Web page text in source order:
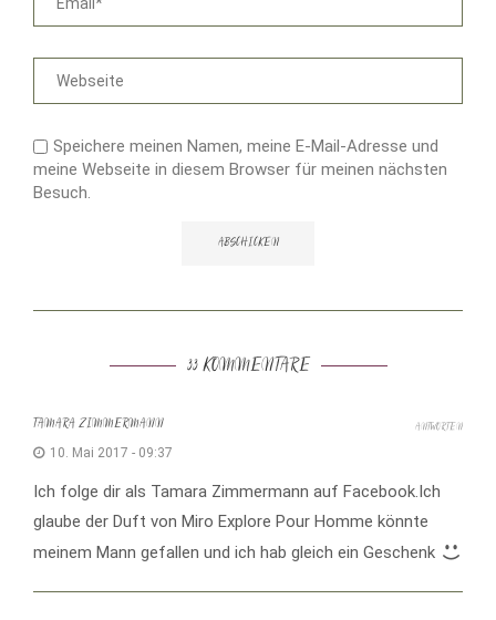
Speichere meinen Namen, meine E-Mail-Adresse und
meine Webseite in diesem Browser für meinen nächsten
Besuch.
33 KOMMENTARE
TAMARA ZIMMERMANN
10. Mai 2017 - 09:37
Ich folge dir als Tamara Zimmermann auf Facebook.Ich
glaube der Duft von Miro Explore Pour Homme könnte
meinem Mann gefallen und ich hab gleich ein Geschenk
ANTWORTEN